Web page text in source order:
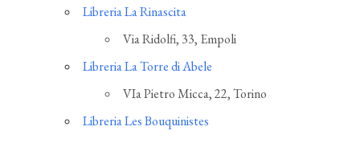
Libreria La Rinascita
Via Ridolfi, 33, Empoli
Libreria La Torre di Abele
VIa Pietro Micca, 22, Torino
Libreria Les Bouquinistes